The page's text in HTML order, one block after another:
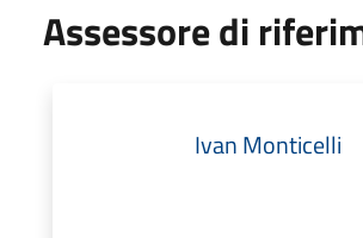
Assessore di
Ivan Monticelli